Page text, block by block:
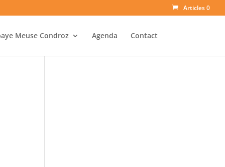
Articles 0
Meuse Condroz Agenda Contact